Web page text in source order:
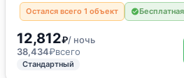
Остался всего 1 объект
12,812₽/ ночь
38,434₽всего
Стандартный